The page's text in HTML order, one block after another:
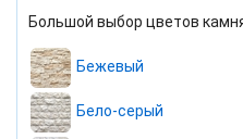
Большой выбор цветов
Бежевый
Бело-серый